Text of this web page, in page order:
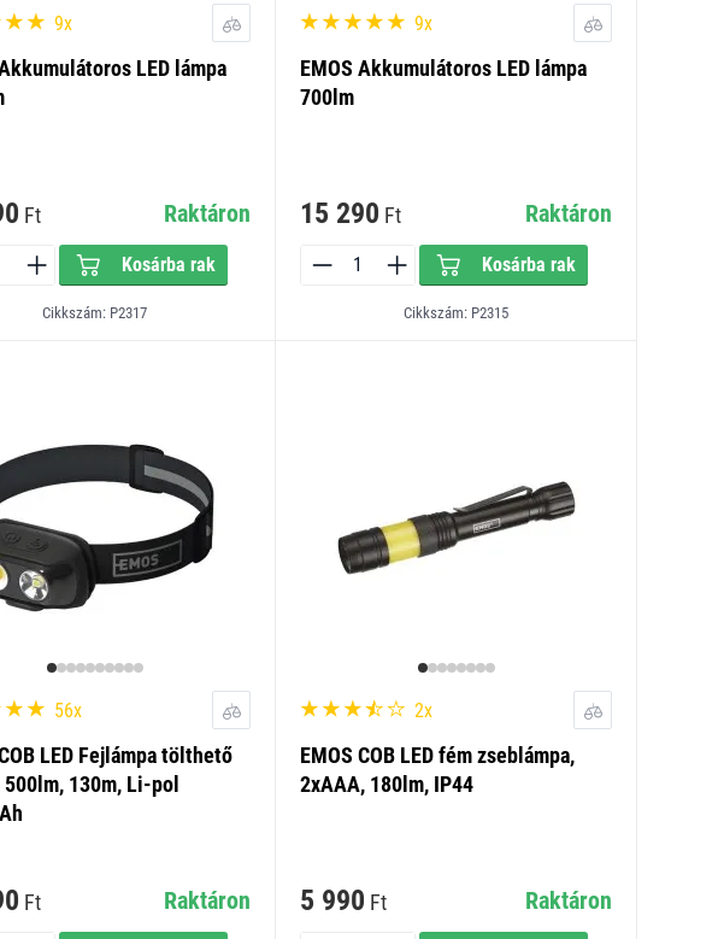
9x
LED lámpa
Ft Raktáron
Kosárba rak
Cikkszám: P2317
9x
EMOS Akkumulátoros LED lámpa
700lm
15 290 Ft Raktáron
Kosárba rak
Cikkszám: P2315
56x
LED Fejlámpa tölthető
500lm, 130m, Li-pol
Ft Raktáron
2x
EMOS COB LED fém zseblámpa,
2xAAA, 180lm, IP44
5 990 Ft Raktáron